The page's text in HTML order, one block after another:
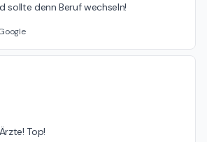
sollte denn Beruf wechseln!
Top!